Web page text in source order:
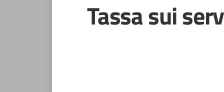
Tassa sui